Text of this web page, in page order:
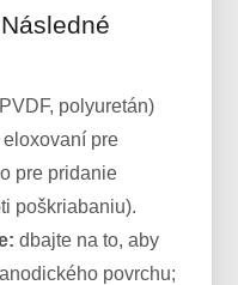
polyuretán)
pre
pre pridanie
poškriabaniu).
dbajte na to, aby
povrchu;